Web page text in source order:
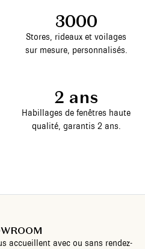
3000
Stores, rideaux et voilages
sur mesure, personnalisés.
2 ans
Habillages de fenêtres haute
qualité, garantis 2 ans.
accueillent avec ou sans rendez-